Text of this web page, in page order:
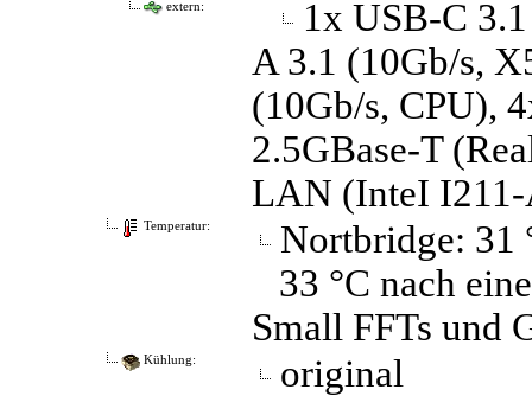
extern:
1x USB-C
A 3.1 (10Gb/​s,
(10Gb/​s, CPU),
2.5GBase-T
LAN (InteI
Temperatur:
Nortbridge: 31
33 °C nach
Small FFTs und
Kühlung: original